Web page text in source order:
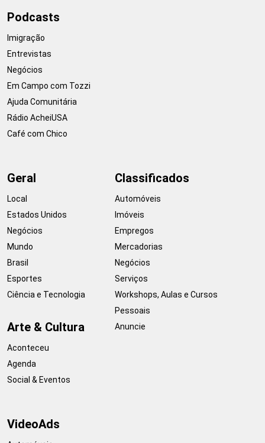
Podcasts
Imigração
Entrevistas
Negócios
Em Campo com Tozzi
Ajuda Comunitária
Rádio AcheiUSA
Café com Chico
Geral
Local
Estados Unidos
Negócios
Mundo
Brasil
Esportes
Ciência e Tecnologia
Arte & Cultura
Aconteceu
Agenda
Social & Eventos
Classificados
Automóveis
Imóveis
Empregos
Mercadorias
Negócios
Serviços
Workshops, Aulas e Cursos
Pessoais
Anuncie
VideoAds